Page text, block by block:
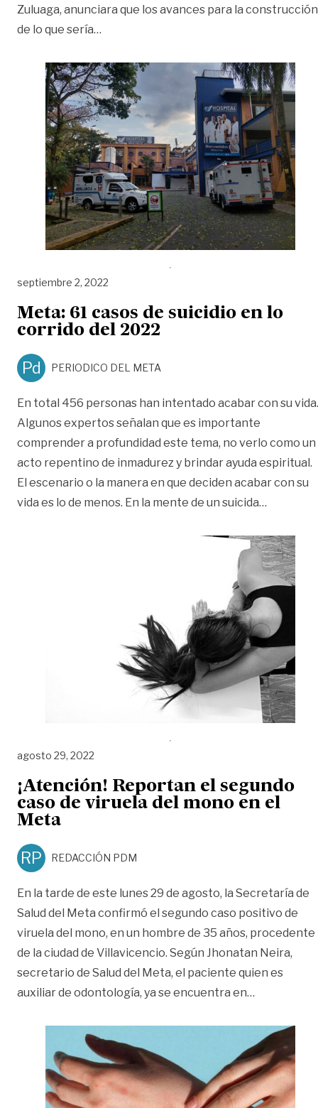
Zuluaga, anunciara que los avances para la construcción
de lo que sería…
septiembre 2, 2022
Meta: 61 casos de suicidio en lo
corrido del 2022
Pd PERIODICO DEL META
En total 456 personas han intentado acabar con su vida.
Algunos expertos señalan que es importante
comprender a profundidad este tema, no verlo como un
acto repentino de inmadurez y brindar ayuda espiritual.
El escenario o la manera en que deciden acabar con su
vida es lo de menos. En la mente de un suicida…
agosto 29, 2022
¡Atención! Reportan el segundo
caso de viruela del mono en el
Meta
RP REDACCIÓN PDM
En la tarde de este lunes 29 de agosto, la Secretaría de
Salud del Meta confirmó el segundo caso positivo de
viruela del mono, en un hombre de 35 años, procedente
de la ciudad de Villavicencio. Según Jhonatan Neira,
secretario de Salud del Meta, el paciente quien es
auxiliar de odontología, ya se encuentra en…